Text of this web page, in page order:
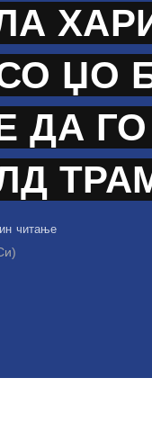
ЏО
ДА
читање